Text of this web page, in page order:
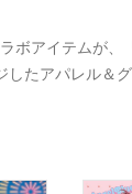
ボアイテムが
したアパレル＆